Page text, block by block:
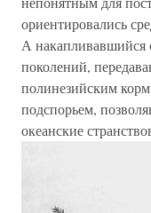
ориентировались
А
поколений,
полинезийским
подспорьем,
океанские